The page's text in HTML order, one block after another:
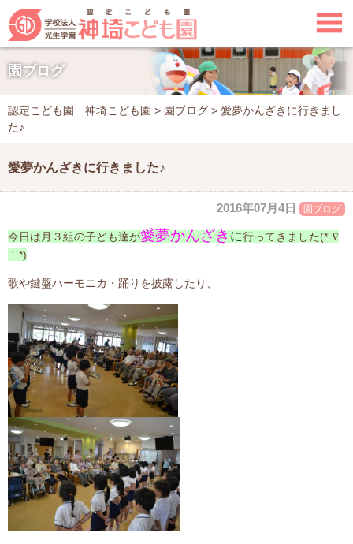

園ブログ
認定こども園 神埼こども園 > 園ブログ > 愛夢かんざきに行きまし
た♪
愛夢かんざきに行きました♪
2016年07月4日 園ブログ
今日は月３組の子ども達が愛夢かんざきに行ってきました(*´∇
｀*)
歌や鍵盤ハーモニカ・踊りを披露したり、